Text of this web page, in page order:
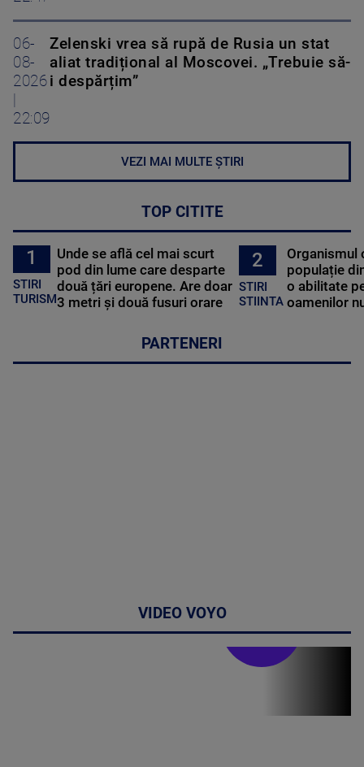
06-
08-
2026
22:09
Zelenski vrea să rupă de Rusia un stat
aliat tradițional al Moscovei. „Trebuie să-
i despărțim”
VEZI MAI MULTE ȘTIRI
TOP CITITE
1
STIRI
TURISM
Unde se află cel mai scurt
pod din lume care desparte
două țări europene. Are doar
3 metri și două fusuri orare
2
STIRI
STIINTA
Organismul
populație
o abilitate
oamenilor
PARTENERI
VIDEO VOYO